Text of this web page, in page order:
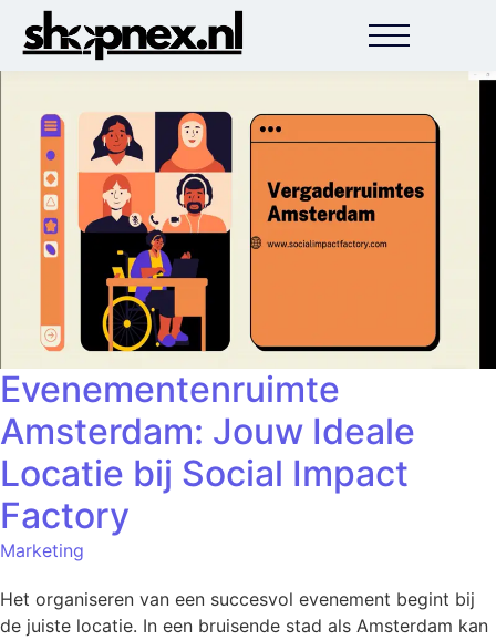
Evenementenruimte
Amsterdam: Jouw Ideale
Locatie bij Social Impact
Factory
Marketing
Het organiseren van een succesvol evenement begint bij
de juiste locatie. In een bruisende stad als Amsterdam kan